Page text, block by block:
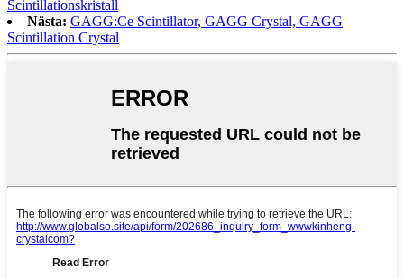
Scintillationskristall
Nästa: GAGG:Ce Scintillator, GAGG Crystal, GAGG
Scintillation Crystal